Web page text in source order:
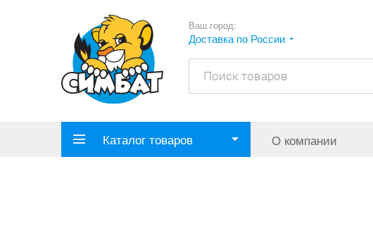
Ваш город:
Доставка по России
Каталог товаров О компании